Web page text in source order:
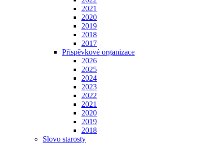
2021
2020
2019
2018
2017
Příspěvkové organizace
2026
2025
2024
2023
2022
2021
2020
2019
2018
Slovo starosty